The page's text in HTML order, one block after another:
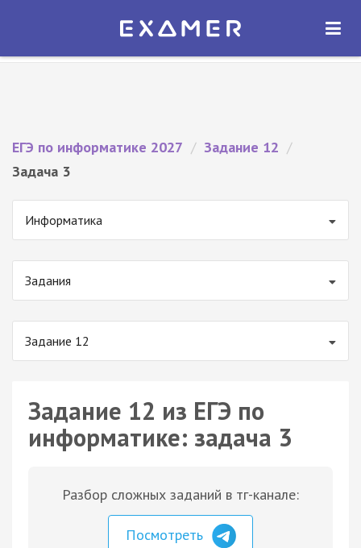
Экзамер — ЕГЭ 2027
ОТКРЫТЬ
ЕГЭ по информатике 2027 / Задание 12 /
Задача 3
Информатика
Задания
Задание 12
Задание 12 из ЕГЭ по
информатике: задача 3
Разбор сложных заданий в тг-канале:
Посмотреть